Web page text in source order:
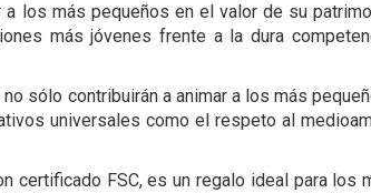
los más pequeños en el valor de su
más jóvenes frente a la dura
sólo contribuirán a animar a los más
universales como el respeto al
FSC, es un regalo ideal para los